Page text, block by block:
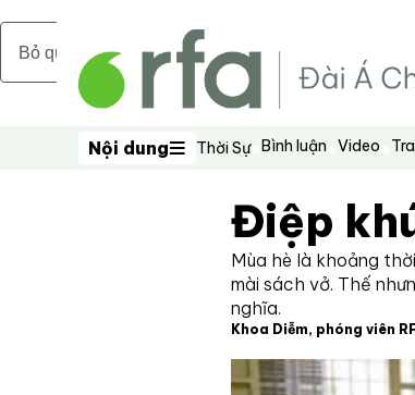
Bỏ qua nội dung chính
Nội dung
Nội dung Thời Sự Bình luận Video
Điệp
Mùa hè là khoảng
mài sách vở. Thế
nghĩa.
Khoa Diễm, phóng viên